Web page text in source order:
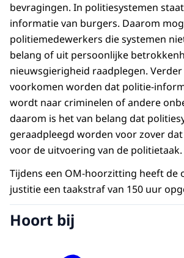
bevragingen. In politiesystemen
informatie van burgers. Daarom
politiemedewerkers die systemen
belang of uit persoonlijke
nieuwsgierigheid raadplegen.
voorkomen worden dat politie-
wordt naar criminelen of andere
daarom is het van belang dat
geraadpleegd worden voor zover
voor de uitvoering van de politietaak.
Tijdens een OM-hoorzitting heeft de
justitie een taakstraf van 150 uur
Hoort bij